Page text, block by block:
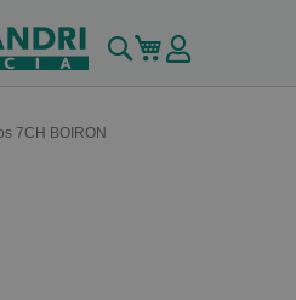
Buscar
Mi carrito
7CH BOIRON